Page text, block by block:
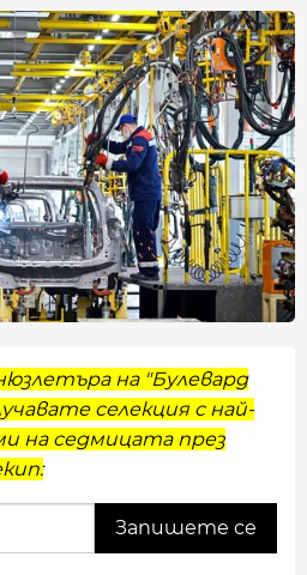
на "Булевард
селекция с най-
на седмицата през